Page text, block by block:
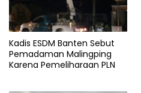
Kadis ESDM Banten Sebut
Pemadaman Malingping
Karena Pemeliharaan PLN